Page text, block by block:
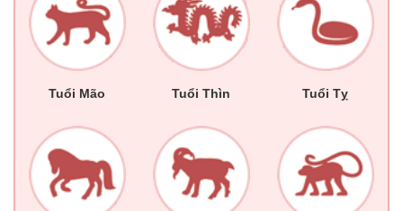
Tuổi Mão Tuổi Thìn Tuổi Tỵ